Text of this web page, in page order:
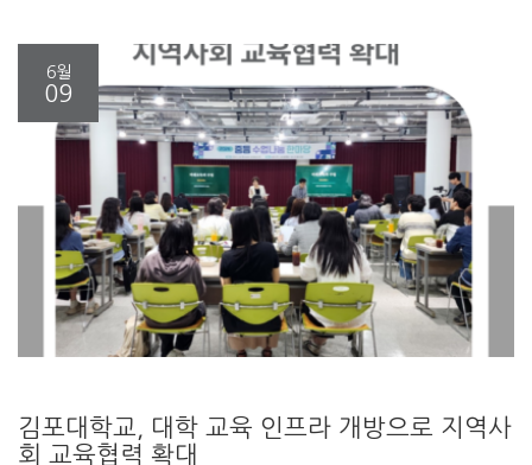
6월
09
김포대학교, 대학 교육 인프라 개방으로 지역사
회 교육협력 확대